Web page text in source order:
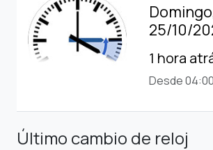
25/10/
1 hora
Desde
Último cambio de reloj